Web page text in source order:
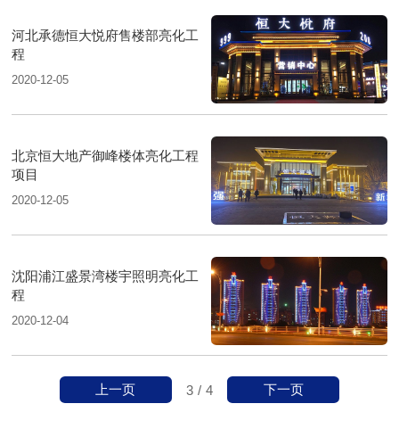
河北承德恒大悦府售楼部亮化工
程​
2020-12-05
北京恒大地产御峰楼体亮化工程
项目
2020-12-05
沈阳浦江盛景湾楼宇照明亮化工
程
2020-12-04
3 / 4
上一页 下一页